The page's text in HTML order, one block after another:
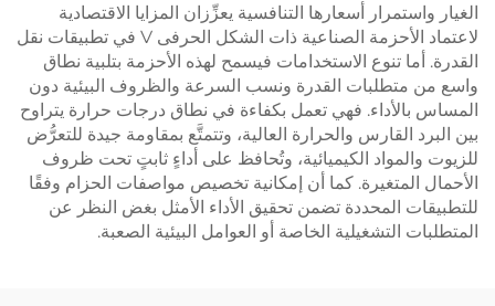
الغيار واستمرار أسعارها التنافسية يعزِّزان المزايا الاقتصادية
لاعتماد الأحزمة الصناعية ذات الشكل الحرفى V في تطبيقات نقل
القدرة. أما تنوع الاستخدامات فيسمح لهذه الأحزمة بتلبية نطاق
واسع من متطلبات القدرة ونسب السرعة والظروف البيئية دون
المساس بالأداء. فهي تعمل بكفاءة في نطاق درجات حرارة يتراوح
بين البرد القارس والحرارة العالية، وتتمتَّع بمقاومة جيدة للتعرُّض
للزيوت والمواد الكيميائية، وتُحافظ على أداءٍ ثابتٍ تحت ظروف
الأحمال المتغيرة. كما أن إمكانية تخصيص مواصفات الحزام وفقًا
للتطبيقات المحددة تضمن تحقيق الأداء الأمثل بغض النظر عن
المتطلبات التشغيلية الخاصة أو العوامل البيئية الصعبة.